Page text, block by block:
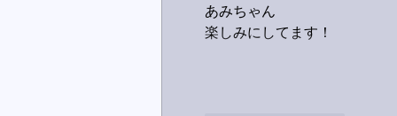
あみちゃん
楽しみにしてます！